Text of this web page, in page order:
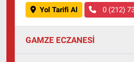
Yol Tarifi Al 0 (212)
GAMZE ECZANESİ